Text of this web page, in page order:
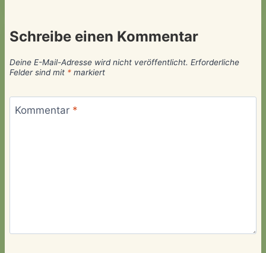
Schreibe einen Kommentar
Deine E-Mail-Adresse wird nicht veröffentlicht. Erforderliche
Felder sind mit * markiert
Kommentar *